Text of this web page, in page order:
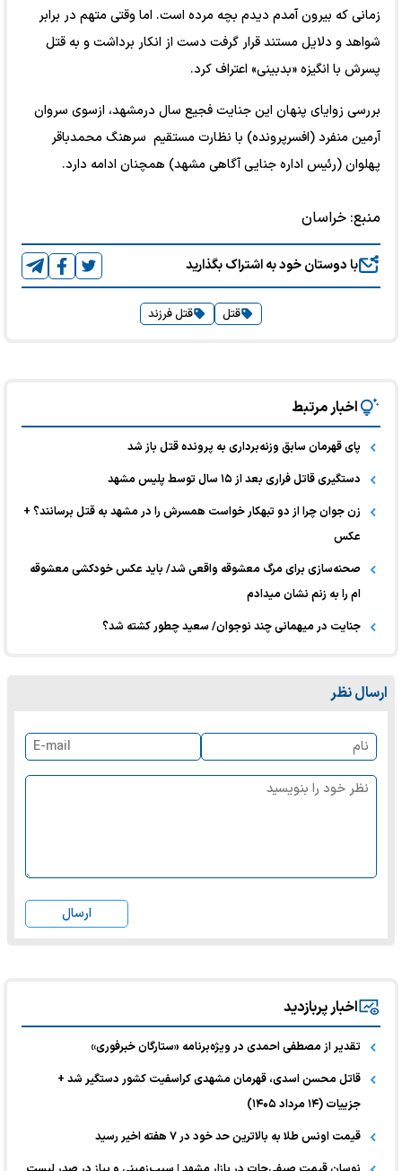
زمانی که بیرون آمدم دیدم بچه مرده است. اما وقتی متهم در برابر
شواهد و دلایل مستند قرار گرفت دست از انکار برداشت و به قتل
پسرش با انگیزه «بدبینی» اعتراف کرد.
بررسی زوایای پنهان این جنایت فجیع سال درمشهد، ازسوی سروان
آرمین منفرد (افسرپرونده) با نظارت مستقیم سرهنگ محمدباقر
پهلوان (رئیس اداره جنایی آگاهی مشهد) همچنان ادامه دارد.
منبع: خراسان
با دوستان خود به اشتراک بگذارید
قتل قتل فرزند
اخبار مرتبط
پای قهرمان سابق وزنه‌برداری به پرونده قتل باز شد
دستگیری قاتل فراری بعد از ۱۵ سال توسط پلیس مشهد
زن جوان چرا از دو تبهکار خواست همسرش را در مشهد به قتل برسانند؟ +
عکس
صحنه‌سازی برای مرگ معشوقه واقعی شد/ باید عکس خودکشی معشوقه
ام را به زنم نشان میدادم
جنایت در میهمانی چند نوجوان/ سعید چطور کشته شد؟
ارسال نظر
ارسال
اخبار پربازدید
تقدیر از مصطفی احمدی در ویژه‌برنامه «ستارگان خبرفوری»
قاتل محسن اسدی، قهرمان مشهدی کراسفیت کشور دستگیر شد +
جزییات (۱۴ مرداد ۱۴۰۵)
قیمت اونس طلا به بالاترین حد خود در ۷ هفته اخیر رسید